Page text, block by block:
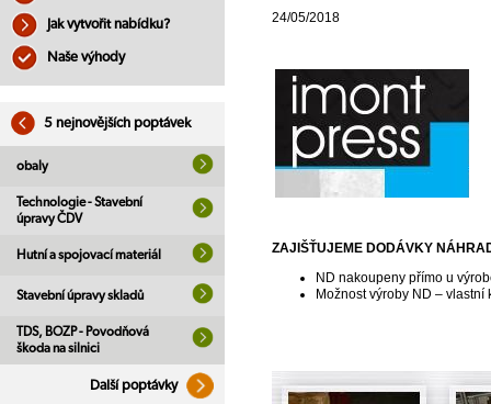
Jak vytvořit nabídku?
Naše výhody
5 nejnovějších poptávek
obaly
Technologie - Stavební
úpravy ČDV
Hutní a spojovací materiál
Stavební úpravy skladů
TDS, BOZP - Povodňová
škoda na silnici
Další poptávky
24/05/2018
ZAJIŠŤUJEME DODÁVKY
ND nakoupeny přímo u
Možnost výroby ND – vlastní